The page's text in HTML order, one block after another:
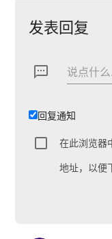
发表回复
textsms 说点什么
回复通知
在此浏览器
地址，以便